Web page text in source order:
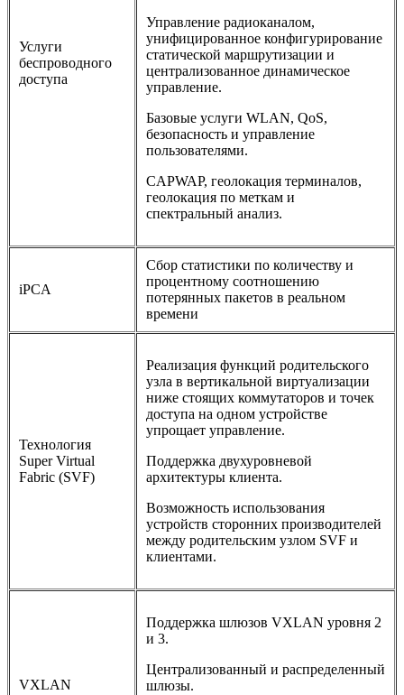
Услуги
беспроводного
доступа
Управление радиоканалом,
унифицированное конфигурирование
статической маршрутизации и
централизованное динамическое
управление.
Базовые услуги WLAN, QoS,
безопасность и управление
пользователями.
CAPWAP, геолокация терминалов,
геолокация по меткам и
спектральный анализ.
iPCA
Сбор статистики по количеству и
процентному соотношению
потерянных пакетов в реальном
времени
Технология
Super Virtual
Fabric (SVF)
Реализация функций родительского
узла в вертикальной виртуализации
ниже стоящих коммутаторов и точек
доступа на одном устройстве
упрощает управление.
Поддержка двухуровневой
архитектуры клиента.
Возможность использования
устройств сторонних производителей
между родительским узлом SVF и
клиентами.
VXLAN
Поддержка шлюзов VXLAN уровня 2
и 3.
Централизованный и распределенный
шлюзы.